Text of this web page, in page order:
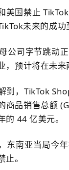
美国禁止
未来的成功
公司字节跳动
，预计将在未来
到，TikTok
商品销售总额
的 44 亿美元。
东南亚当局今
。